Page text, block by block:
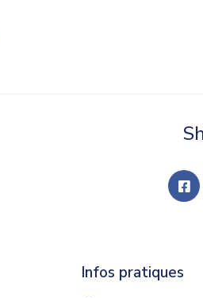
Infos pratiques